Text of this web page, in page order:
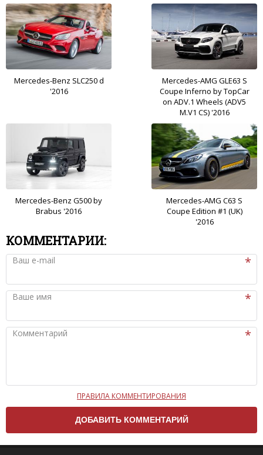
Mercedes-Benz SLC250 d
'2016
Mercedes-AMG GLE63 S
Coupe Inferno by TopCar
on ADV.1 Wheels (ADV5
M.V1 CS) '2016
Mercedes-Benz G500 by
Brabus '2016
Mercedes-AMG C63 S
Coupe Edition #1 (UK)
'2016
КОММЕНТАРИИ:
Ваш e-mail
Ваше имя
Комментарий
Чтобы ваш комментарий был опубликован на сайте,
вам нужно придерживаться следующих правил:
Комментарий не может быть слишком
ПРАВИЛА КОММЕНТИРОВАНИЯ